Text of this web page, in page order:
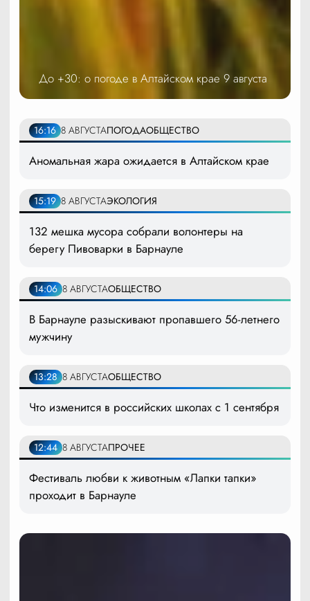
До +30: о погоде в Алтайском крае 9 августа
16:16 8 АВГУСТАПОГОДАОБЩЕСТВО
Аномальная жара ожидается в Алтайском крае
15:19 8 АВГУСТАЭКОЛОГИЯ
132 мешка мусора собрали волонтеры на
берегу Пивоварки в Барнауле
14:06 8 АВГУСТАОБЩЕСТВО
В Барнауле разыскивают пропавшего 56-летнего
мужчину
13:28 8 АВГУСТАОБЩЕСТВО
Что изменится в российских школах с 1 сентября
12:44 8 АВГУСТАПРОЧЕЕ
Фестиваль любви к животным «Лапки тапки»
проходит в Барнауле